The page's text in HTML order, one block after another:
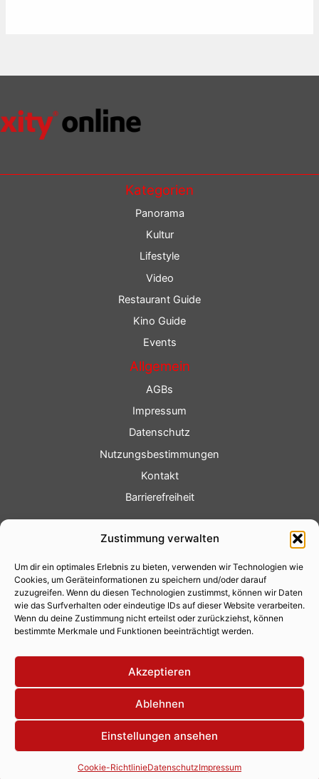
Zustimmung verwalten
Um dir ein optimales Erlebnis zu bieten, verwenden wir Technologien wie
Cookies, um Geräteinformationen zu speichern und/oder darauf
zuzugreifen. Wenn du diesen Technologien zustimmst, können wir Daten
wie das Surfverhalten oder eindeutige IDs auf dieser Website verarbeiten.
Wenn du deine Zustimmung nicht erteilst oder zurückziehst, können
bestimmte Merkmale und Funktionen beeinträchtigt werden.
Akzeptieren
Ablehnen
Einstellungen ansehen
Cookie-RichtlinieDatenschutzImpressum
Kategorien
Panorama
Kultur
Lifestyle
Video
Restaurant Guide
Kino Guide
Events
Allgemein
AGBs
Impressum
Datenschutz
Nutzungsbestimmungen
Kontakt
Barrierefreiheit
Fotoservice
Videoservice
Werbung
Contenterstellung
Lokalnachrichten
Lokalfernsehen
Eventkalender